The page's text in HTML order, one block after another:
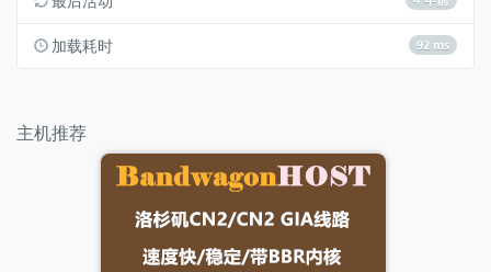
92 ms
加载耗时
主机推荐